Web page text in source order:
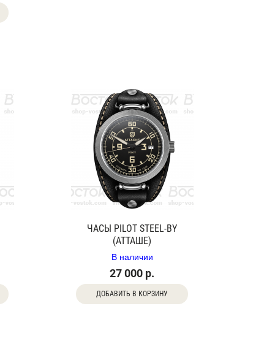
ЧАСЫ PILOT STEEL-BY
(АТТАШЕ)
В наличии
27 000 р.
ДОБАВИТЬ В КОРЗИНУ